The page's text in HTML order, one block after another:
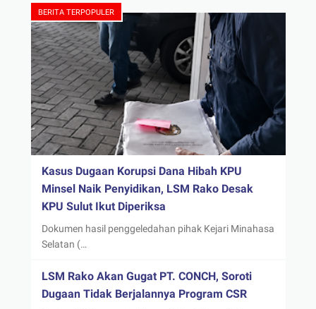
BERITA TERPOPULER
Kasus Dugaan Korupsi Dana Hibah KPU
Minsel Naik Penyidikan, LSM Rako Desak
KPU Sulut Ikut Diperiksa
Dokumen hasil penggeledahan pihak Kejari Minahasa
Selatan (…
LSM Rako Akan Gugat PT. CONCH, Soroti
Dugaan Tidak Berjalannya Program CSR